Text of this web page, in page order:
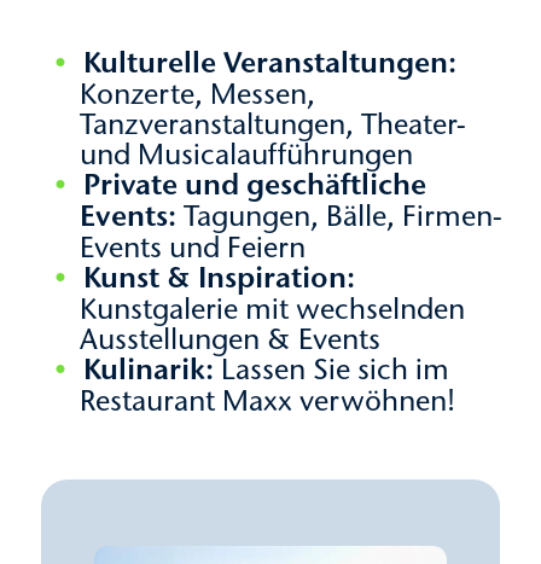
Kulturelle Veranstaltungen:
Konzerte, Messen,
Tanzveranstaltungen, Theater-
und Musicalaufführungen
Private und geschäftliche
Events: Tagungen, Bälle, Firmen-
Events und Feiern
Kunst & Inspiration:
Kunstgalerie mit wechselnden
Ausstellungen & Events
Kulinarik: Lassen Sie sich im
Restaurant Maxx verwöhnen!